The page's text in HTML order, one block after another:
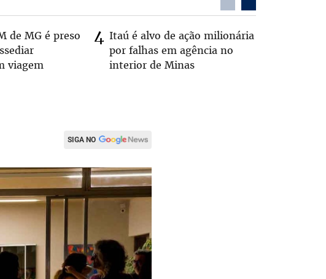
de MG é preso
viagem
Itaú é alvo de ação milionária
por falhas em agência no
interior de Minas
SIGA NO